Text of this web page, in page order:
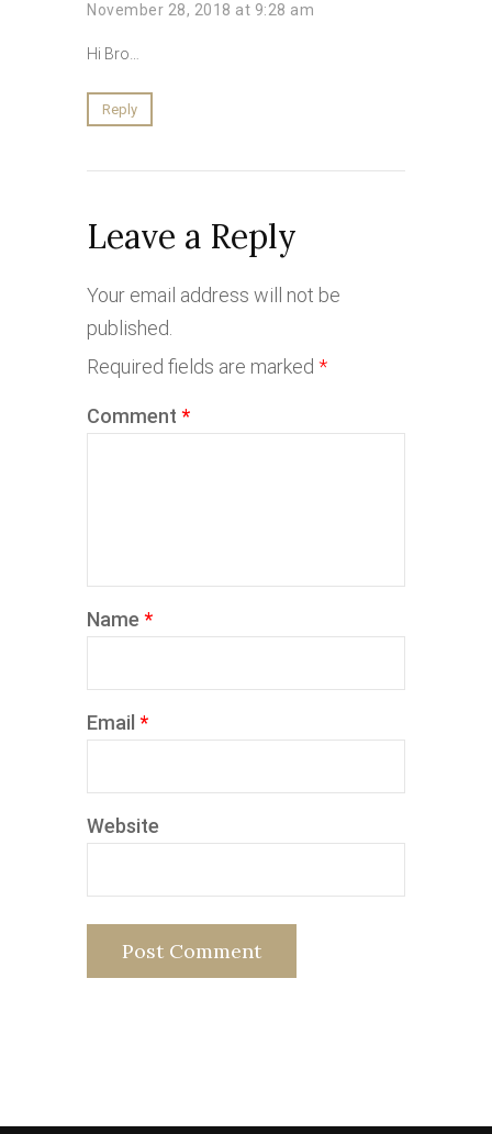
November 28, 2018 at 9:28 am
Hi Bro…
Reply
Leave a Reply
Your email address will not be
published.
Required fields are marked *
Comment *
Name *
Email *
Website